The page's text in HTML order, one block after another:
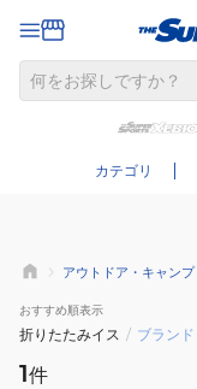
カテゴリ
アウトドア・キャンプ
おすすめ順表示
折りたたみイス / ブランド
1件